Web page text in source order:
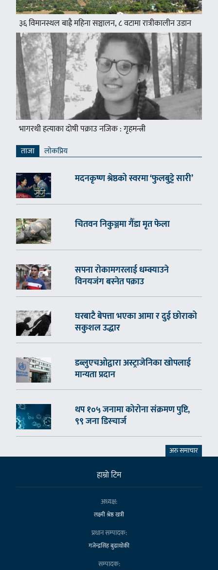
३६ विमानस्थल बाह्रै महिना सञ्चालन, ८ वटामा रात्रीकालीन उडान
भागरथी हत्याका दोषी पक्राउ नजिक : गृहमन्त्री
ताजा लाेकप्रिय
मदनकृष्ण श्रेष्ठको स्वरमा ‘फुलबुट्टे सारी’
चितवन निकुञ्जमा गैँडा मृत फेला
सपना रोकामगरलाई धम्क्याउने
विनयजंग बस्नेत पक्राउ
घरबाटै बेपत्ता भएका आमा र दुई छोराको
सकुशल उद्धार
डब्लुएचओद्वारा अस्ट्राजेनिका खोपलाई
मान्यता प्रदान
थप १०५ जनामा कोरोना संक्रमण पुष्टि,
९९ जना डिस्चार्ज
अरु समाचार
हाम्राे टिम
अध्यक्ष:
लक्ष्मी श्रेष्ठ खत्री
प्रधान सम्पादक:
गजेन्द्रसिंह बुढाथोकी
सम्पादक: